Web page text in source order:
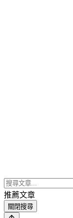
推薦文章
關閉搜尋